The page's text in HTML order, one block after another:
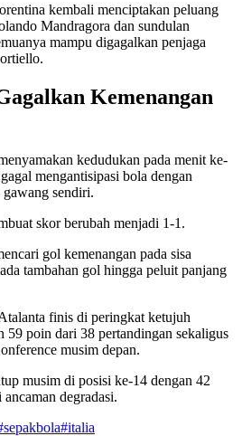
kembali menciptakan peluang
Mandragora dan sundulan
mampu digagalkan penjaga
Kemenangan
kedudukan pada menit ke-
mengantisipasi bola dengan
sendiri.
skor berubah menjadi 1-1.
gol kemenangan pada sisa
tambahan gol hingga peluit panjang
finis di peringkat ketujuh
59 poin dari 38 pertandingan sekaligus
musim depan.
musim di posisi ke-14 dengan 42
degradasi.
sepakbola#italia